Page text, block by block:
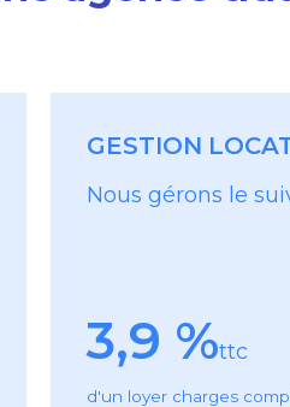
GESTION
Nous gérons le
3,9 %ttc
d'un loyer charges